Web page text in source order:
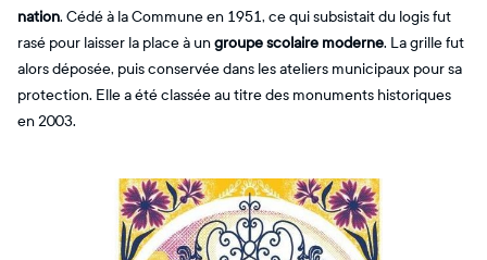
nation. Cédé à la Commune en 1951, ce qui subsistait du logis fut
rasé pour laisser la place à ungroupe scolaire moderne. La grille fut
alors déposée, puis conservée dans les ateliers municipaux pour sa
protection. Elle a été classée au titre des monuments historiques
en 2003.